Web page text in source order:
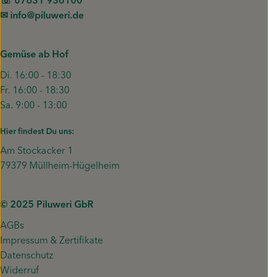
✉︎ info@piluweri.de
Gemüse ab Hof
Di. 16:00 - 18:30
Fr. 16:00 - 18:30
Sa. 9:00 - 13:00
Hier findest Du uns:
Am Stockacker 1
79379 Müllheim-Hügelheim
© 2025 Piluweri GbR
AGBs
Impressum & Zertifikate
Datenschutz
Widerruf